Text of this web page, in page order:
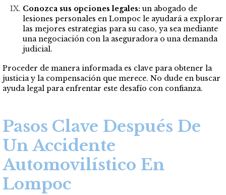
Conozca sus opciones legales: un abogado de
lesiones personales en Lompoc le ayudará a explorar
las mejores estrategias para su caso, ya sea mediante
una negociación con la aseguradora o una demanda
judicial.
Proceder de manera informada es clave para obtener la
justicia y la compensación que merece. No dude en buscar
ayuda legal para enfrentar este desafío con confianza.
Pasos Clave Después De
Un Accidente
Automovilístico En
Lompoc